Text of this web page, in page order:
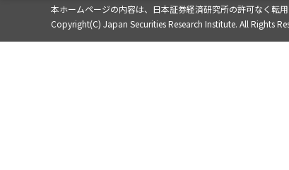
本ホームページの内容は、 日本証券経済研究所の許可なく転
Copyright(C) Japan Securities Research Institute. All Rights